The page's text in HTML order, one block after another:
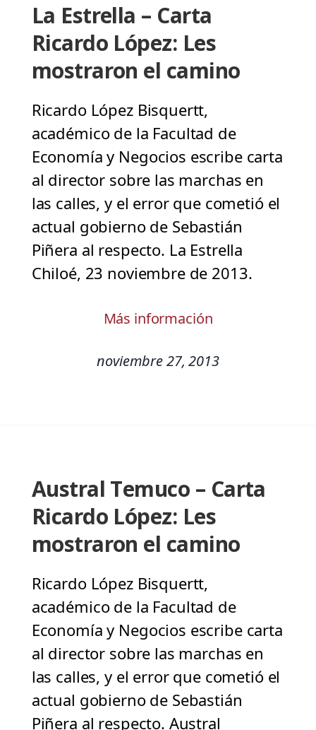
La Estrella – Carta
Ricardo López: Les
mostraron el camino
Ricardo López Bisquertt,
académico de la Facultad de
Economía y Negocios escribe carta
al director sobre las marchas en
las calles, y el error que cometió el
actual gobierno de Sebastián
Piñera al respecto. La Estrella
Chiloé, 23 noviembre de 2013.
Más información
noviembre 27, 2013
Austral Temuco – Carta
Ricardo López: Les
mostraron el camino
Ricardo López Bisquertt,
académico de la Facultad de
Economía y Negocios escribe carta
al director sobre las marchas en
las calles, y el error que cometió el
actual gobierno de Sebastián
Piñera al respecto. Austral